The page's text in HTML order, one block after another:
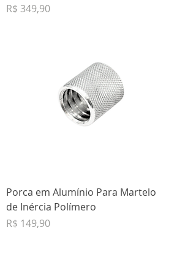
Preço
R$ 349,90
Porca em Alumínio Para Martelo
de Inércia Polímero
Preço
R$ 149,90